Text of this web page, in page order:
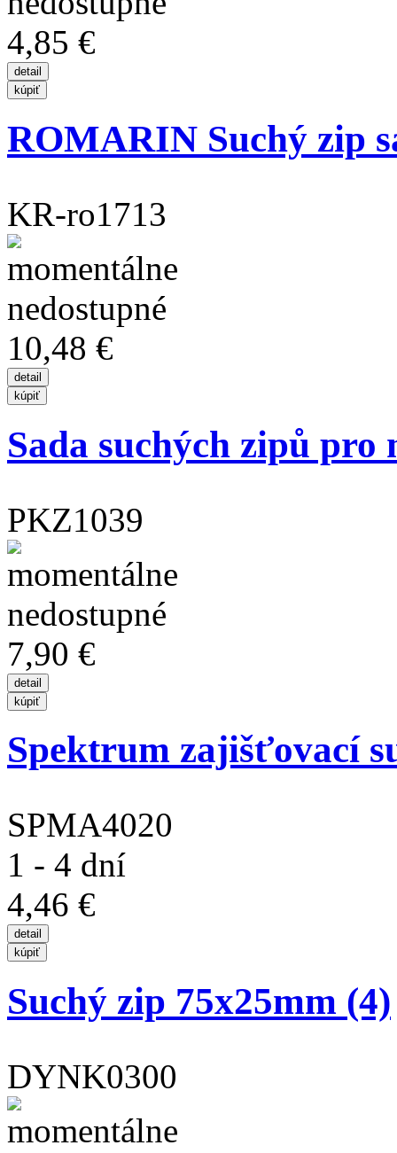
4,85 €
ROMARIN Suchý zip
KR-ro1713
10,48 €
Sada suchých zipů
PKZ1039
7,90 €
Spektrum zajišťovací
SPMA4020
1 - 4 dní
4,46 €
Suchý zip 75x25mm (4)
DYNK0300